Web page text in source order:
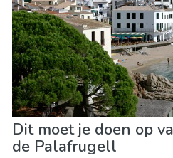
Dit moet je doen op
de Palafrugell